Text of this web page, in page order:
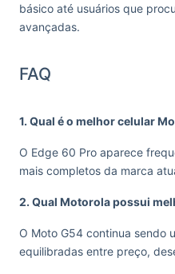
básico até usuários que
avançadas.
FAQ
1. Qual é o melhor celular
O Edge 60 Pro aparece
mais completos da marca
2. Qual Motorola possui
O Moto G54 continua sendo
equilibradas entre preço,